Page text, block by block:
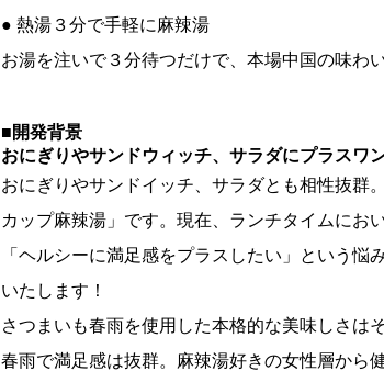
● 熱湯３分で手軽に麻辣湯
お湯を注いで３分待つだけで、本場中国の味わ
■開発背景
おにぎりやサンドウィッチ、サラダにプラスワ
おにぎりやサンドイッチ、サラダとも相性抜群
カップ麻辣湯」です。現在、ランチタイムにお
「ヘルシーに満足感をプラスしたい」という
いたします！
さつまいも春雨を使用した本格的な美味しさは
春雨で満足感は抜群。麻辣湯好きの女性層から